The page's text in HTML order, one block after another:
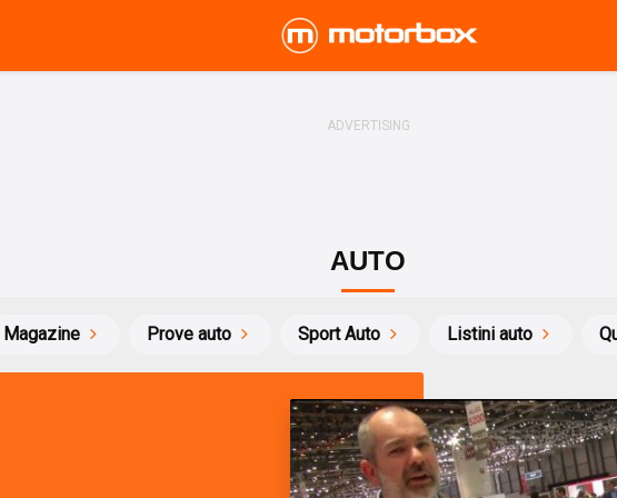
AUTO
Magazine Prove auto Sport Auto Listini auto